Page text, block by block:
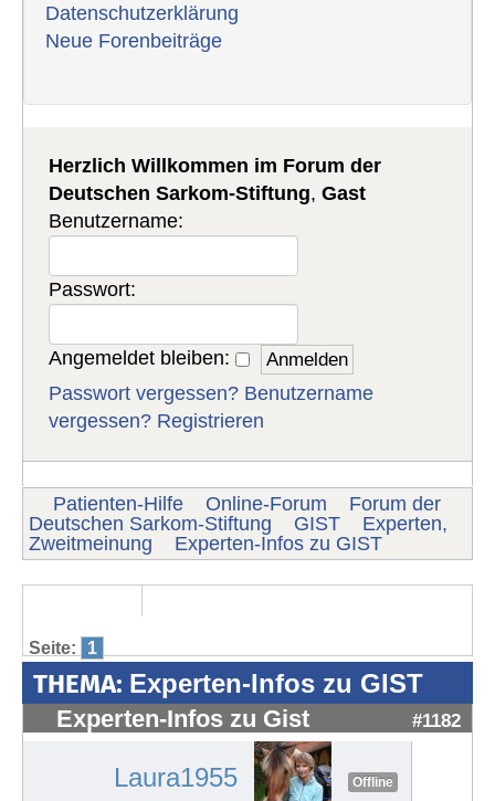
Datenschutzerklärung
Neue Forenbeiträge
Herzlich Willkommen im Forum der
Deutschen Sarkom-Stiftung,Gast
Benutzername:
Passwort:
Angemeldet bleiben:
Passwort vergessen? Benutzername
vergessen? Registrieren
Patienten-Hilfe Online-Forum
Forum der
Deutschen Sarkom-Stiftung
GIST
Experten,
Zweitmeinung
Experten-Infos zu GIST
Seite: 1
THEMA: Experten-Infos zu GIST
Experten-Infos zu Gist #1182
Laura1955 Offline